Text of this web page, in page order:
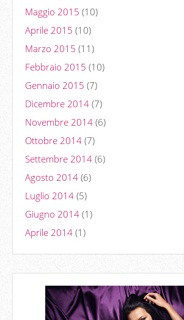
Maggio 2015 (10)
Aprile 2015 (10)
Marzo 2015 (11)
Febbraio 2015 (10)
Gennaio 2015 (7)
Dicembre 2014 (7)
Novembre 2014 (6)
Ottobre 2014 (7)
Settembre 2014 (6)
Agosto 2014 (6)
Luglio 2014 (5)
Giugno 2014 (1)
Aprile 2014 (1)